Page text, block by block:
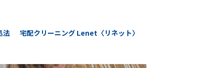
法 宅配クリーニング Lenet〈リネット〉